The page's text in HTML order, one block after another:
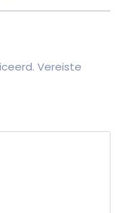
Vereiste